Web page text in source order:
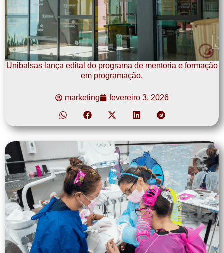
Unibalsas lança edital do programa de mentoria e formação
em programação.
marketing fevereiro 3, 2026